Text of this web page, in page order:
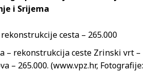
i Srijema
cesta – 265.000
– rekonstrukcija ceste Zrinski vrt –
– 265.000. (www.vpz.hr, Fotografije: